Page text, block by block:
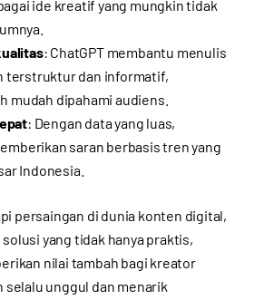
ide kreatif yang mungkin tidak
: ChatGPT membantu menulis
terstruktur dan informatif,
mudah dipahami audiens.
: Dengan data yang luas,
saran berbasis tren yang
Indonesia.
persaingan di dunia konten digital,
solusi yang tidak hanya praktis,
nilai tambah bagi kreator
selalu unggul dan menarik